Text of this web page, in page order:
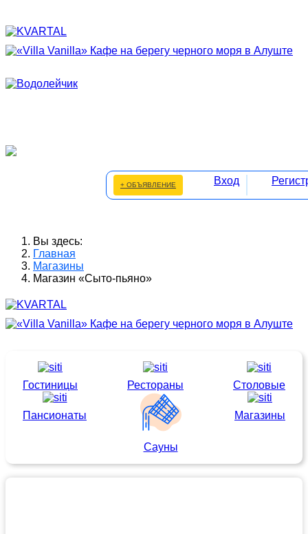
+ ОБЪЯВЛЕНИЕ Вход
Вы здесь:
Главная
Магазины
Магазин «Сыто-пьяно»
Гостиницы Рестораны Столовые
Пансионаты
Сауны
Магазины